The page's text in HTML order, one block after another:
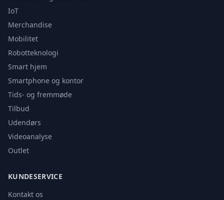
IoT
Merchandise
Mobilitet
Robotteknologi
Smart hjem
Smartphone og kontor
Tids- og fremmøde
Tilbud
Udendørs
Videoanalyse
Outlet
KUNDESERVICE
Kontakt os